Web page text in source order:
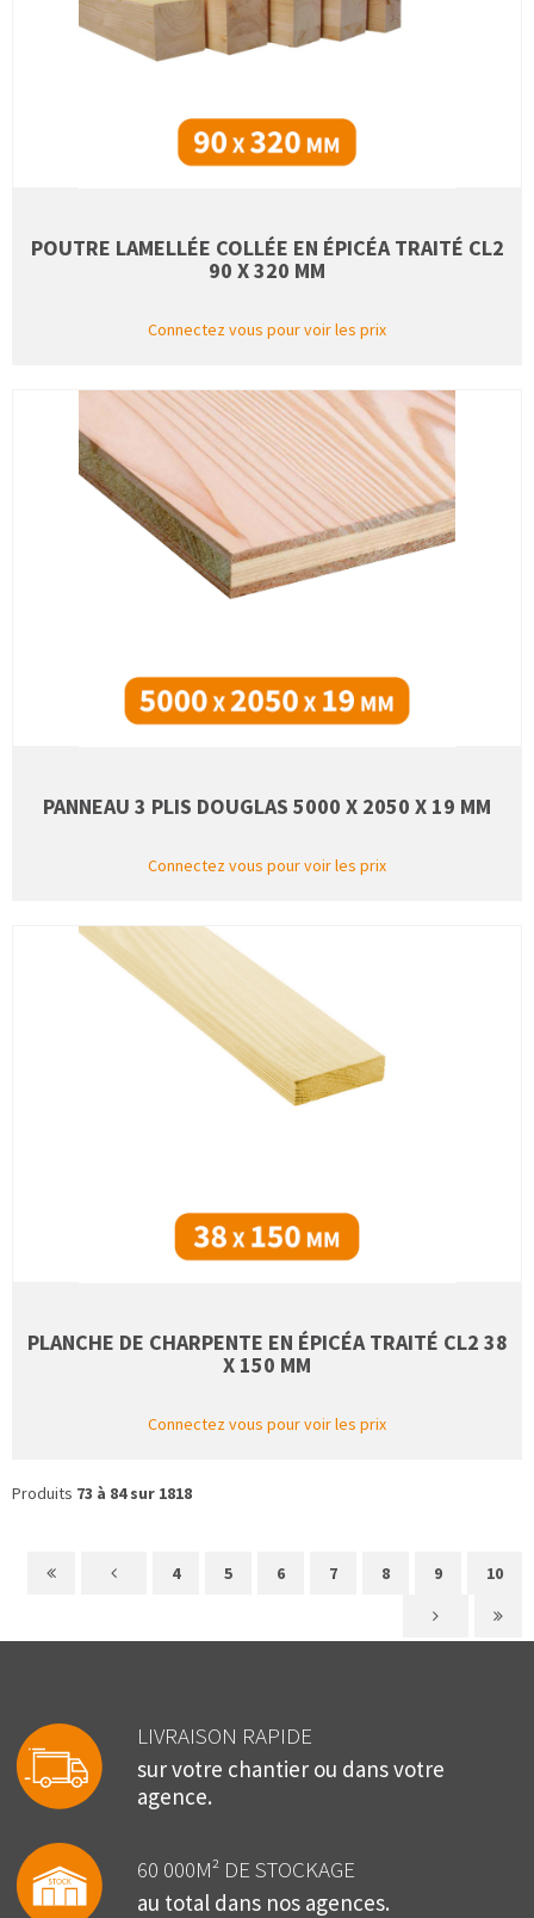
POUTRE LAMELLÉE COLLÉE EN ÉPICÉA TRAITÉ CL2
90 X 320 MM
Connectez vous pour voir les prix
PANNEAU 3 PLIS DOUGLAS 5000 X 2050 X 19 MM
Connectez vous pour voir les prix
PLANCHE DE CHARPENTE EN ÉPICÉA TRAITÉ CL2 38
X 150 MM
Connectez vous pour voir les prix
Produits 73 à 84 sur 1818
4 5 6 7 8 9 10
LIVRAISON RAPIDE
sur votre chantier ou dans votre
agence.
60 000M² DE STOCKAGE
au total dans nos agences.